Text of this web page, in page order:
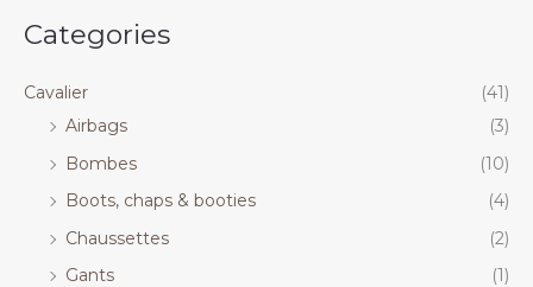
Categories
Cavalier
(41)
Airbags
(3)
Bombes
(10)
Boots, chaps & booties
(4)
Chaussettes
(2)
Gants
(1)